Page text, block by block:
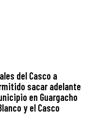
del Casco a
sacar adelante
en Guargacho
y el Casco